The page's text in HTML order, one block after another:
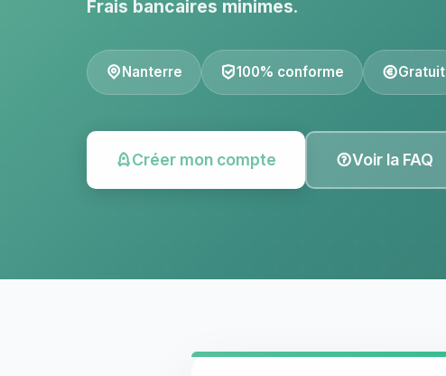
Frais bancaires minimes.
Nanterre 100% conforme Gratuit
Créer mon compte Voir la FAQ